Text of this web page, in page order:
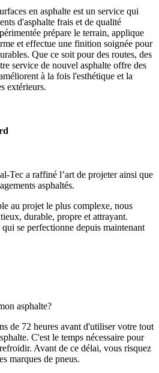
en asphalte est un service qui
d'asphalte frais et de qualité
prépare le terrain, applique
et effectue une finition soignée pour
Que ce soit pour des routes, des
service de nouvel asphalte offre des
à la fois l'esthétique et la
extérieurs.
Tec a raffiné l’art de projeter ainsi que
asphaltés.
au projet le plus complexe, nous
durable, propre et attrayant.
se perfectionne depuis maintenant
asphalte?
de 72 heures avant d'utiliser votre tout
C'est le temps nécessaire pour
Avant de ce délai, vous risquez
marques de pneus.